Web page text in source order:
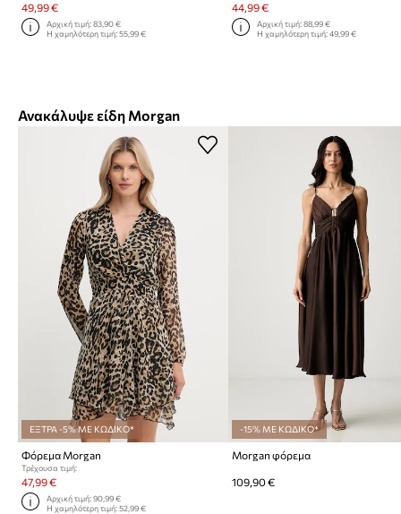
49,99 €
Αρχική τιμή:83,90 €
Η χαμηλότερη τιμή:55,99 €
44,99 €
Αρχική τιμή: 88,99 €
Η χαμηλότερη τιμή: 49,99 €
Ανακάλυψε είδη Morgan
ΕΞΤΡΑ -5% ΜΕ ΚΩΔΙΚΟ*
Φόρεμα Morgan
Τρέχουσα τιμή:
47,99 €
Αρχική τιμή:90,99 €
Η χαμηλότερη τιμή:52,99 €
-15% ΜΕ ΚΩΔΙΚΟ*
Morgan φόρεμα
109,90 €